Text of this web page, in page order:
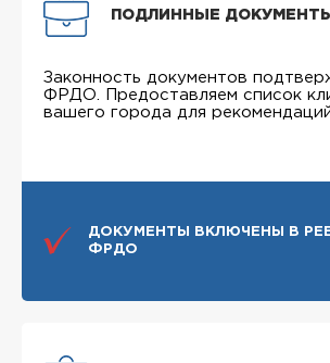
ПОДЛИННЫЕ ДОКУМЕНТЫ
Законность документов
ФРДО. Предоставляем список
вашего города для
ДОКУМЕНТЫ ВКЛЮЧЕНЫ В
ФРДО